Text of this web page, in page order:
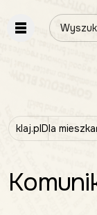
Wpisz
klaj.plDla